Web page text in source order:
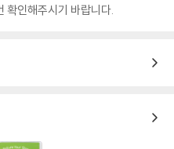
확인해주시기 바랍니다.